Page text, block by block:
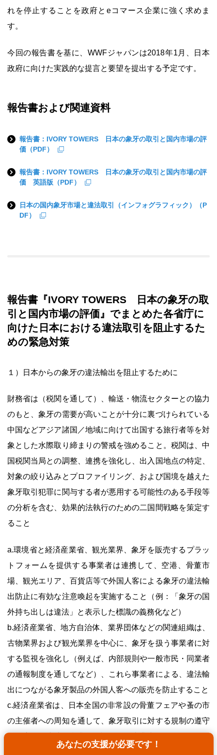
あなたの支援が必要です！
れを停止することを政府とeコマース企業に強く求めま
す。
今回の報告書を基に、WWFジャパンは2018年1月、日本
政府に向けた実践的な提言と要望を提出する予定です。
報告書および関連資料
報告書：IVORY TOWERS 日本の象牙の取引と国内市場の評
価（PDF）
報告書：IVORY TOWERS 日本の象牙の取引と国内市場の評
価 英語版（PDF）
日本の国内象牙市場と違法取引（インフォグラフィック）（P
DF）
報告書『IVORY TOWERS 日本の象牙の取
引と国内市場の評価』でまとめた各省庁に
向けた日本における違法取引を阻止するた
めの緊急対策
１）日本からの象牙の違法輸出を阻止するために
財務省は（税関を通して）、輸送・物流セクターとの協力
のもと、象牙の需要が高いことが十分に裏づけられている
中国などアジア諸国／地域に向けて出国する旅行者等を対
象とした水際取り締まりの警戒を強めること。税関は、中
国税関当局との調整、連携を強化し、出入国地点の特定、
対象の絞り込みとプロファイリング、および国境を越えた
象牙取引犯罪に関与する者が悪用する可能性のある手段等
の分析を含む、効果的法執行のための二国間戦略を策定す
ること
a.環境省と経済産業省、観光業界、象牙を販売するプラッ
トフォームを提供する事業者は連携して、空港、骨董市
場、観光エリア、百貨店等で外国人客による象牙の違法輸
出防止に有効な注意喚起を実施すること（例：「象牙の国
外持ち出しは違法」と表示した標識の義務化など）
b.経済産業省、地方自治体、業界団体などの関連組織は、
古物業界および観光業界を中心に、象牙を扱う事業者に対
する監視を強化し（例えば、内部規則や一般市民・同業者
の通報制度を通してなど）、これら事業者による、違法輸
出につながる象牙製品の外国人客への販売を防止すること
c.経済産業省は、日本全国の非常設の骨董フェアや蚤の市
の主催者への周知を通して、象牙取引に対する規制の遵守
の罰則を科すこと